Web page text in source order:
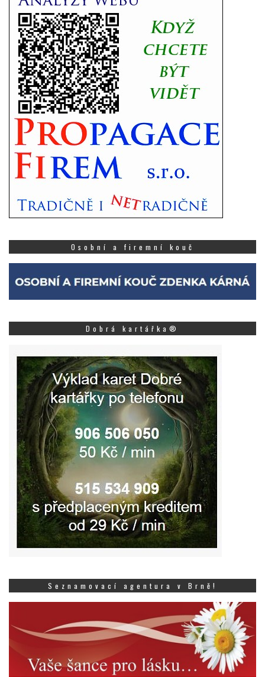
Osobní a firemní kouč
Dobrá kartářka®
Seznamovací agentura v Brně!